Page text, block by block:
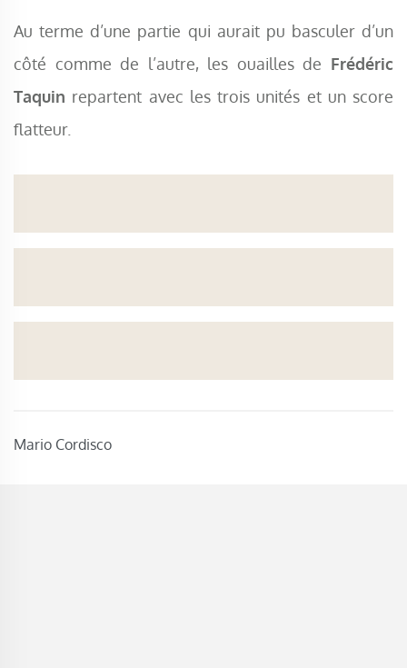
Mario Cordisco
Au terme d’une partie qui aurait pu basculer d’un
côté comme de l’autre, les ouailles de Frédéric
Taquin repartent avec les trois unités et un score
flatteur.